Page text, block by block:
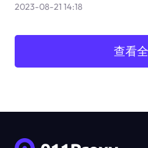
2023-08-21 14:18
查看